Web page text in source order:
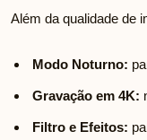
Além da qualidade de
Modo Noturno:
Gravação em 4K:
Filtro e Efeitos: